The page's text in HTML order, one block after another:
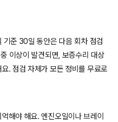
기준 30일 동안은 다음 회차 점검
이상이 발견되면, 보증수리 대상
. 점검 자체가 모든 정비를 무료로
해야 해요. 엔진오일이나 브레이